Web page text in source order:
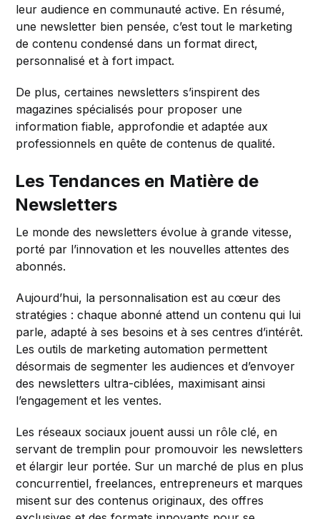
leur audience en communauté active. En résumé,
une newsletter bien pensée, c’est tout le marketing
de contenu condensé dans un format direct,
personnalisé et à fort impact.
De plus, certaines newsletters s’inspirent des
magazines spécialisés pour proposer une
information fiable, approfondie et adaptée aux
professionnels en quête de contenus de qualité.
Les Tendances en Matière de
Newsletters
Le monde des newsletters évolue à grande vitesse,
porté par l’innovation et les nouvelles attentes des
abonnés.
Aujourd’hui, la personnalisation est au cœur des
stratégies : chaque abonné attend un contenu qui lui
parle, adapté à ses besoins et à ses centres d’intérêt.
Les outils de marketing automation permettent
désormais de segmenter les audiences et d’envoyer
des newsletters ultra-ciblées, maximisant ainsi
l’engagement et les ventes.
Les réseaux sociaux jouent aussi un rôle clé, en
servant de tremplin pour promouvoir les newsletters
et élargir leur portée. Sur un marché de plus en plus
concurrentiel, freelances, entrepreneurs et marques
misent sur des contenus originaux, des offres